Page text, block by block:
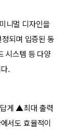
니멀 디자인을
되며 입증된 동
시스템 등 다양
.
게 ▲최대 출력
도 효율적이